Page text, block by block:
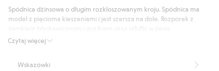
17
głosów
Czytaj więcej
Spódnica dżinsowa o długim rozkloszowanym kroju. Spódnica ma
model z pięcioma kieszeniami i jest szersza na dole. Rozporek z
Długa spódnica z dżinsu
Wskazówki